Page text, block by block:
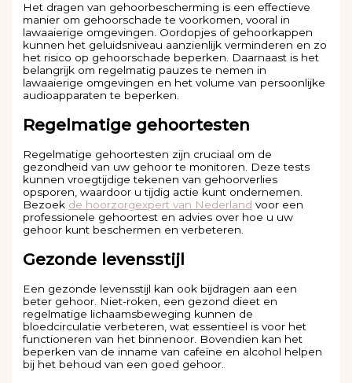
Het dragen van gehoorbescherming is een effectieve
manier om gehoorschade te voorkomen, vooral in
lawaaierige omgevingen. Oordopjes of gehoorkappen
kunnen het geluidsniveau aanzienlijk verminderen en zo
het risico op gehoorschade beperken. Daarnaast is het
belangrijk om regelmatig pauzes te nemen in
lawaaierige omgevingen en het volume van persoonlijke
audioapparaten te beperken.
Regelmatige gehoortesten
Regelmatige gehoortesten zijn cruciaal om de
gezondheid van uw gehoor te monitoren. Deze tests
kunnen vroegtijdige tekenen van gehoorverlies
opsporen, waardoor u tijdig actie kunt ondernemen.
Bezoek de hoorzorgexpert van Nederland voor een
professionele gehoortest en advies over hoe u uw
gehoor kunt beschermen en verbeteren.
Gezonde levensstijl
Een gezonde levensstijl kan ook bijdragen aan een
beter gehoor. Niet-roken, een gezond dieet en
regelmatige lichaamsbeweging kunnen de
bloedcirculatie verbeteren, wat essentieel is voor het
functioneren van het binnenoor. Bovendien kan het
beperken van de inname van cafeïne en alcohol helpen
bij het behoud van een goed gehoor.